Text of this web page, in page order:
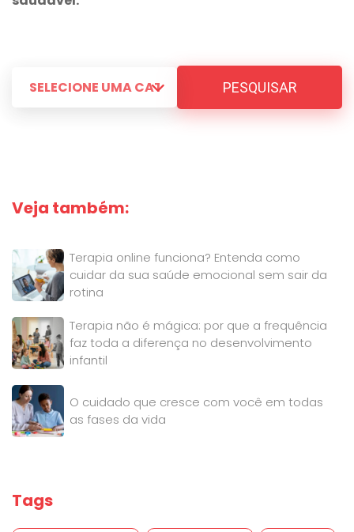
PESQUISAR
Veja também:
Terapia online funciona? Entenda como
cuidar da sua saúde emocional sem sair da
rotina
Terapia não é mágica: por que a frequência
faz toda a diferença no desenvolvimento
infantil
O cuidado que cresce com você em todas
as fases da vida
Tags